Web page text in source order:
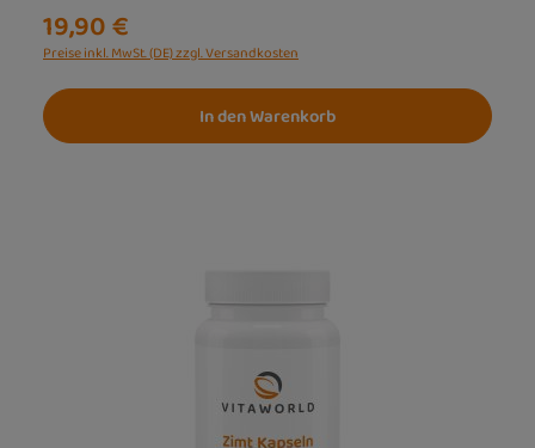
19,90 €
Preise inkl. MwSt. (DE) zzgl. Versandkosten
In den Warenkorb